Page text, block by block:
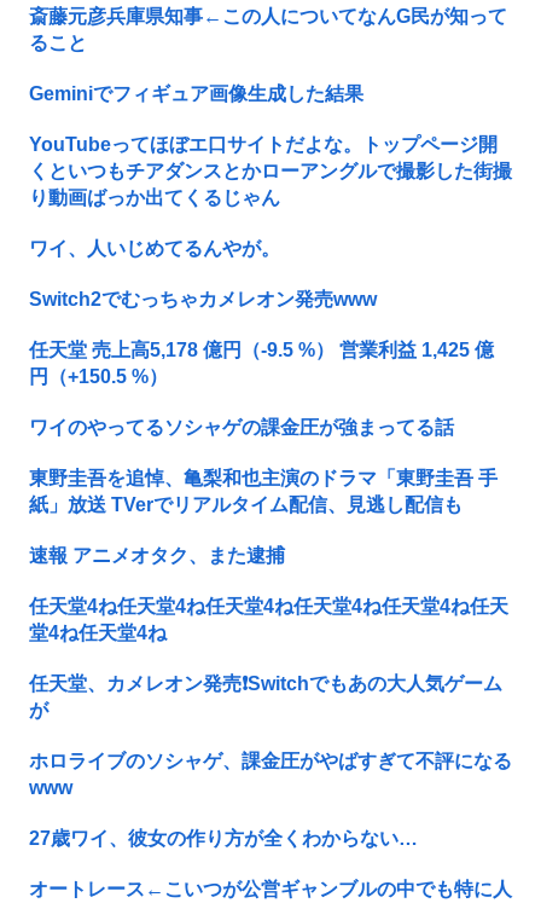
斎藤元彦兵庫県知事←この人についてなんG民が知って
ること
Geminiでフィギュア画像生成した結果
YouTubeってほぼエ口サイトだよな。トップページ開
くといつもチアダンスとかローアングルで撮影した街撮
り動画ばっか出てくるじゃん
ワイ、人いじめてるんやが。
Switch2でむっちゃカメレオン発売www
任天堂 売上高5,178 億円（-9.5 %） 営業利益 1,425 億
円（+150.5 %）
ワイのやってるソシャゲの課金圧が強まってる話
東野圭吾を追悼、亀梨和也主演のドラマ「東野圭吾 手
紙」放送 TVerでリアルタイム配信、見逃し配信も
速報 アニメオタク、また逮捕
任天堂4ね任天堂4ね任天堂4ね任天堂4ね任天堂4ね任天
堂4ね任天堂4ね
任天堂、カメレオン発売❗Switchでもあの大人気ゲーム
が
ホロライブのソシャゲ、課金圧がやばすぎて不評になる
www
27歳ワイ、彼女の作り方が全くわからない…
オートレース←こいつが公営ギャンブルの中でも特に人